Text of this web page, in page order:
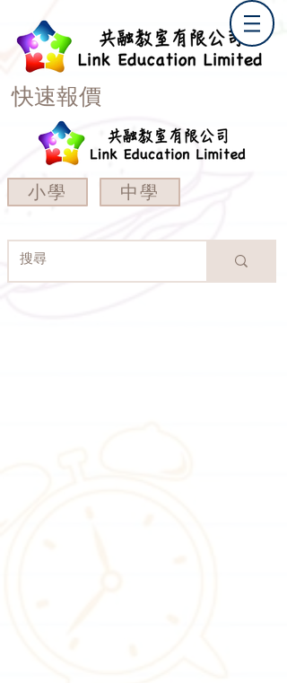
快速報價
小學 中學